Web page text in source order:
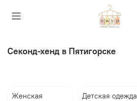
Секонд-хенд в Пятигорске
Женская
Детская одежда